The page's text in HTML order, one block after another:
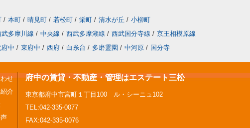
/ 本町 / 晴見町 / 若松町 / 栄町 / 清水が丘 / 小柳町
武多摩川線 / 中央線 / 西武多摩湖線 / 西武国分寺線 / 京王相模原線
府中 / 東府中 / 西府 / 白糸台 / 多磨霊園 / 中河原 / 国分寺
せ
介
府中の賃貸・不動産・管理はエステート三松
東京都府中市宮町１丁目100 ル・シーニュ102
TEL:042-335-0077
FAX:042-335-0076